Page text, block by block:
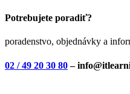
Potrebujete poradiť?
poradenstvo, objednávky a
02 / 49 20 30 80–